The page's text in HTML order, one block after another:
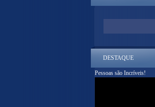
DESTAQUE
Pessoas são Incríveis!